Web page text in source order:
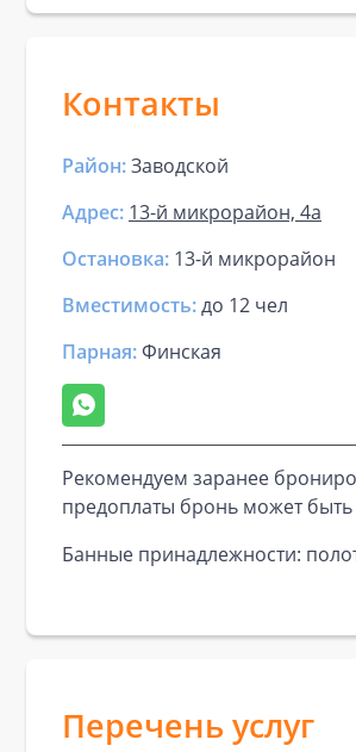
Контакты
Район:Заводской
Адрес: 13-й микрорайон, 4а
Остановка: 13-й микрорайон
Вместимость:до 12 чел
Парная:Финская
Рекомендуем заранее
предоплаты бронь может быть
Банные принадлежности:
Перечень услуг